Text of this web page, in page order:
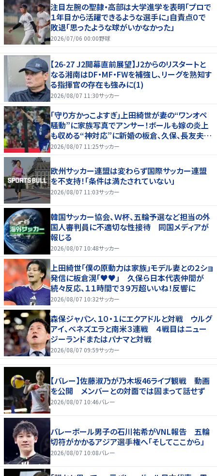
注目左腕の聖隷・高部は大学進学を表明「プロで
１年目から活躍できるような選手に」自責点０で
敗退「思ったような球がいかなかった」
2026/07/06 00:00野球
【26-27 J2開幕直前展望】J2からのリスタートと
なる湘南はDF・MF・FWを補強し、リーグを熟知す
る指揮官の存在も強みに(1)
2026/08/07 11:30サッカー
｢守り方かっこよすぎ｣上田綺世が妻の“ワンオペ
騒動”に家族写真でアンサー！ボールも嫁の炎上
も収める“神対応”に新婚の板倉、久保、長友夫妻
もエール！
2026/08/07 11:25サッカー
欧州サッカー連盟は変わらず国際サッカー連盟
を不支持！「条件は満たされていない」
2026/08/07 11:03サッカー
韓国サッカー協会、Ｗ杯、五輪予選など担当の外
国人審判員に不適切な性接待 同国メディアが
報じる
2026/08/07 10:48サッカー
上田綺世「僕の原動力は家族」モデル妻との２ショ
発信に板倉滉「♥♥」 久保ら日本代表仲間が
続々反応、１１時間で３９万超いいね！反響に
2026/08/07 10:32サッカー
森保ジャパン、１０・１にエクアドルと対戦 ウルグ
アイ、ベネズエラと南米３連戦 ４戦目はニュー
ジーランドまたはパナマと対戦
2026/08/07 09:59サッカー
【バレー】佐藤淑乃が乃木坂46ライブ観戦 動画
を公開 メンバーとの対面では固まって話せず
2026/08/07 10:46バレー
バレーボール男子の石川祐希がVNL報告 五輪
切符がかかるアジア選手権へ「そしてここから」
2026/08/07 10:08バレー